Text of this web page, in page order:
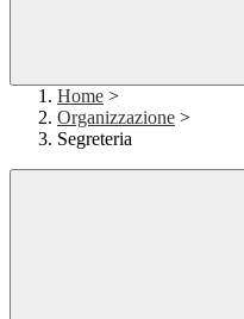
Home >
Organizzazione >
Segreteria